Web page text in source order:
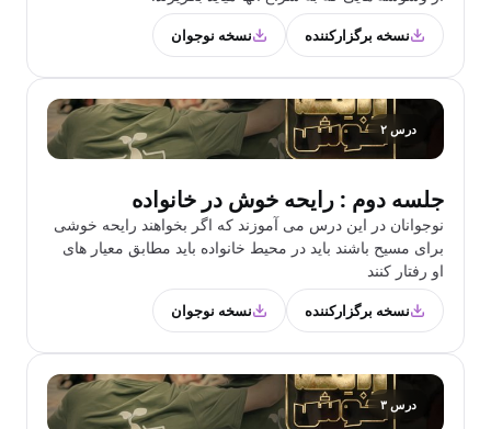
نسخه برگزارکننده نسخه نوجوان
درس ۲
جلسه دوم : رایحه خوش در خانواده
نوجوانان در این درس می آموزند که اگر بخواهند رایحه خوشی
برای مسیح باشند باید در محیط خانواده باید مطابق معیار های
او رفتار کنند
نسخه برگزارکننده نسخه نوجوان
درس ۳